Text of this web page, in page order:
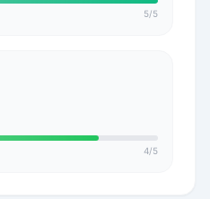
5/5
4/5